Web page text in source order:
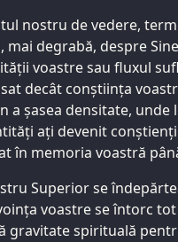
nostru de vedere,
mai degrabă, despre
voastre sau fluxul
decât conștiința
a șasea densitate,
ați devenit
în memoria voastră
Superior se
voastre se întorc
gravitate spirituală